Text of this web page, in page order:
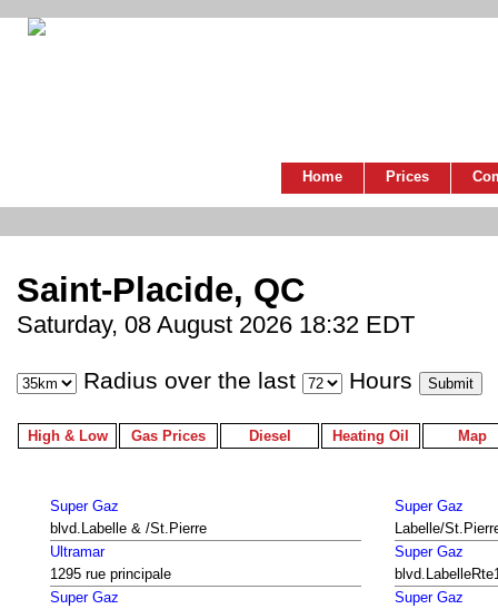
Home Prices
Saint-Placide, QC
Saturday, 08 August 2026 18:32 EDT
Radius over the last Hours
High & Low Gas Prices Diesel Heating Oil Map
Super Gaz
blvd.Labelle & /St.Pierre
Super Gaz
Labelle/
Ultramar
1295 rue principale
Super Gaz
Super Gaz
Super Gaz